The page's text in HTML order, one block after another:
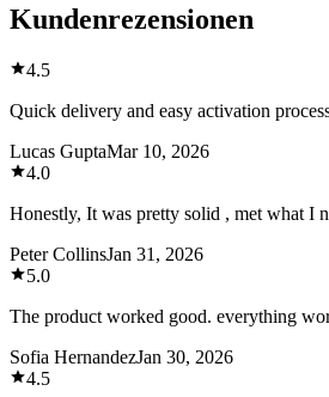
Kundenrezensionen
4.5
Quick delivery and easy activation
Lucas GuptaMar 10, 2026
4.0
Honestly, It was pretty solid , met what I
Peter CollinsJan 31, 2026
5.0
The product worked good. everything
Sofia HernandezJan 30, 2026
4.5